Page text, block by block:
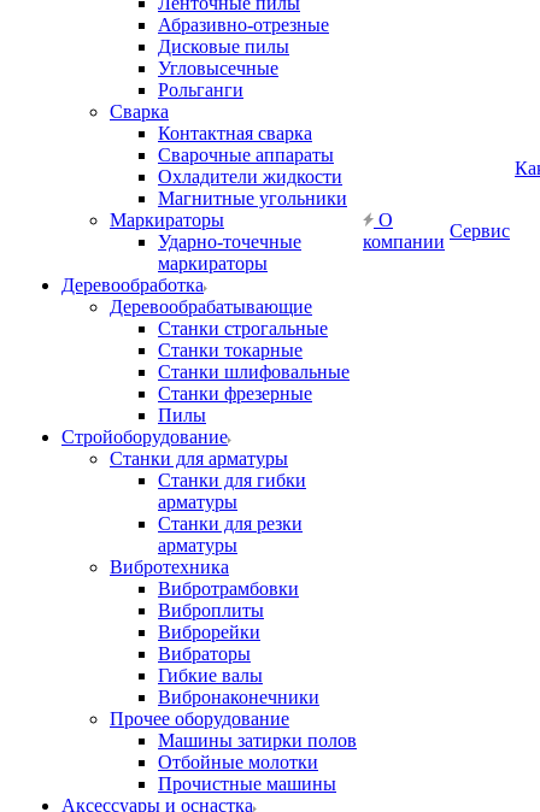
Абразивно-отрезные
Дисковые пилы
Угловысечные
Рольганги
Сварка
Контактная сварка
Сварочные аппараты
Охладители жидкости
Магнитные угольники
Маркираторы
Ударно-точечные
маркираторы
Деревообработка
Деревообрабатывающие
Станки строгальные
Станки токарные
Станки шлифовальные
Станки фрезерные
Пилы
Стройоборудование
Станки для арматуры
Станки для гибки
арматуры
Станки для резки
арматуры
Вибротехника
Вибротрамбовки
Виброплиты
Виброрейки
Вибраторы
Гибкие валы
Вибронаконечники
Прочее оборудование
Машины затирки полов
Отбойные молотки
Прочистные машины
Аксeccyapы и оснастка
О
компании
Сервис